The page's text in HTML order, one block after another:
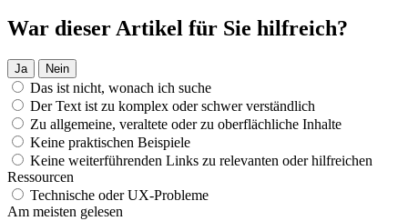
War dieser Artikel für Sie hilfreich?
Ja Nein
Das ist nicht, wonach ich suche
Der Text ist zu komplex oder schwer verständlich
Zu allgemeine, veraltete oder zu oberflächliche Inhalte
Keine praktischen Beispiele
Keine weiterführenden Links zu relevanten oder hilfreichen
Ressourcen
Technische oder UX-Probleme
Am meisten gelesen